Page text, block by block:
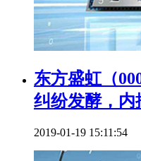
东方盛虹（
纠纷发酵，内
2019-01-19 15:11:54